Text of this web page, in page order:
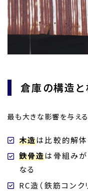
倉庫の構造
最も大きな影響を与える
木造は比較的解体
鉄骨造は骨組み
なる
RC造（鉄筋コンク